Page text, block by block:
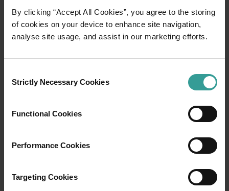
By clicking “Accept All Cookies”, you agree to the storing
of cookies on your device to enhance site navigation,
analyse site usage, and assist in our marketing efforts.
Selection
Strictly Necessary Cookies
Functional Cookies
Performance Cookies
Targeting Cookies
charme des paysages captivants de l'Ouest